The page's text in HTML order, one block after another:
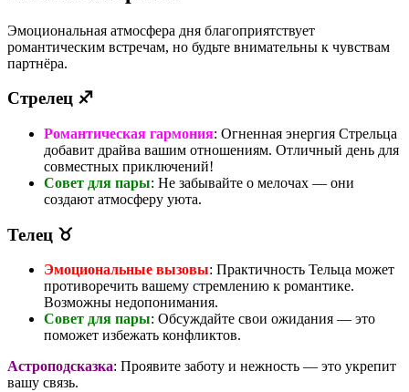
Эмоциональная атмосфера дня благоприятствует
романтическим встречам, но будьте внимательны к чувствам
партнёра.
Стрелец ♐
Романтическая гармония: Огненная энергия Стрельца
добавит драйва вашим отношениям. Отличный день для
совместных приключений!
Совет для пары: Не забывайте о мелочах — они
создают атмосферу уюта.
Телец ♉
Эмоциональные вызовы: Практичность Тельца может
противоречить вашему стремлению к романтике.
Возможны недопонимания.
Совет для пары: Обсуждайте свои ожидания — это
поможет избежать конфликтов.
Астроподсказка: Проявите заботу и нежность — это укрепит
вашу связь.